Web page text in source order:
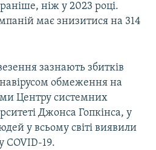
ніж у 2023 році.
має знизитися на 314
зазнають збитків
обмеження на
Центру системних
Джонса Гопкінса, у
у всьому світі виявили
COVID-19.